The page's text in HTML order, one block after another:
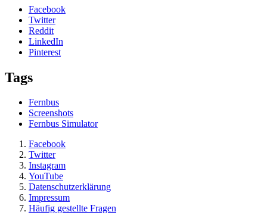
Facebook
Twitter
Reddit
LinkedIn
Pinterest
Tags
Fernbus
Screenshots
Fernbus Simulator
Facebook
Twitter
Instagram
YouTube
Datenschutzerklärung
Impressum
Häufig gestellte Fragen